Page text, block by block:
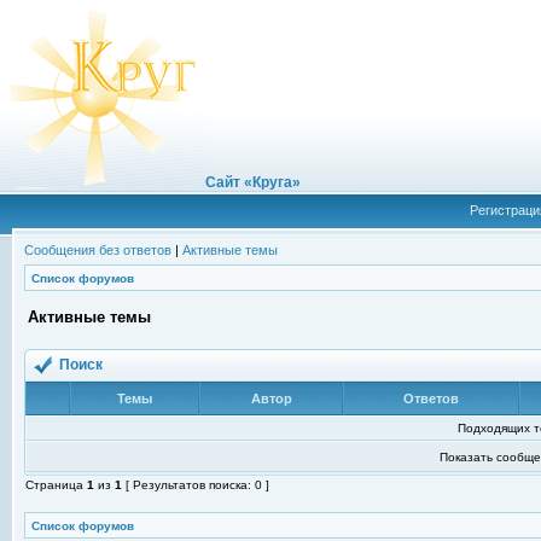
Сайт «Круга»
Сообщения без ответов | Активные темы
Список форумов
Активные темы
Поиск
Темы Автор Ответов
Подходящих
Показать
Страница 1 из 1 [ Результатов поиска: 0 ]
Список форумов